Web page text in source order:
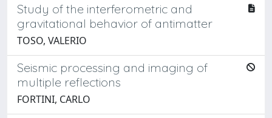
Study of the interferometric and
gravitational behavior of antimatter
TOSO, VALERIO
Seismic processing and imaging of
multiple reflections
FORTINI, CARLO